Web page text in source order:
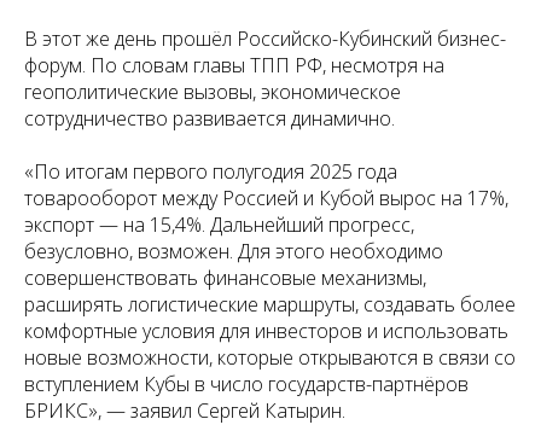
В этот же день прошёл Российско-Кубинский бизнес-
форум. По словам главы ТПП РФ, несмотря на
геополитические вызовы, экономическое
сотрудничество развивается динамично.
«По итогам первого полугодия 2025 года
товарооборот между Россией и Кубой вырос на 17%,
экспорт — на 15,4%. Дальнейший прогресс,
безусловно, возможен. Для этого необходимо
совершенствовать финансовые механизмы,
расширять логистические маршруты, создавать более
комфортные условия для инвесторов и использовать
новые возможности, которые открываются в связи со
вступлением Кубы в число государств-партнёров
БРИКС», — заявил Сергей Катырин.